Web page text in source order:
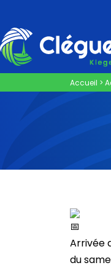
Accueil >
Arrivée
du